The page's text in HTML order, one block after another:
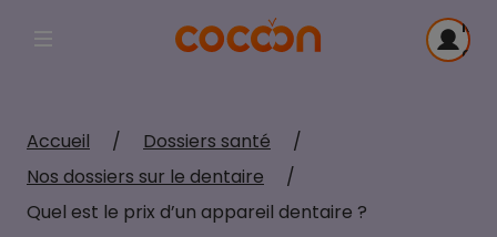
Afficher la navigation principale
Me
Accueil / Dossiers santé
/
Nos dossiers sur le dentaire
/
Quel est le prix d’un appareil dentaire ?